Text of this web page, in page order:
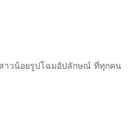
าวน้อยรูปโฉมอัปลักษณ์ ที่ทุกคน